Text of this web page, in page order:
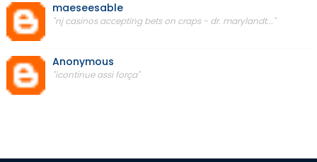
maeseesable
"nj casinos accepting bets on craps - dr. marylandt..."
Anonymous
"icontinue assi força"